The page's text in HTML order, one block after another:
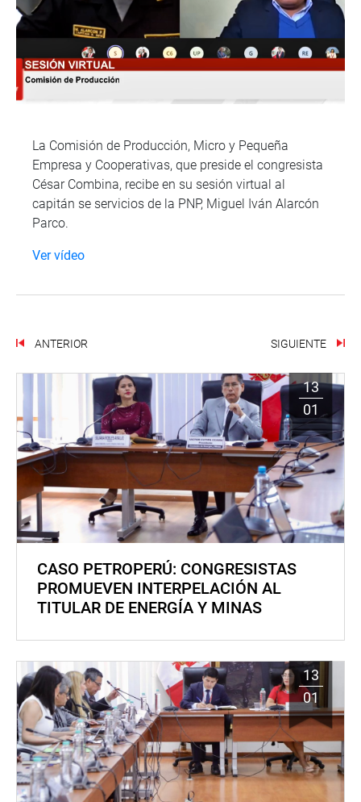
La Comisión de Producción, Micro y Pequeña
Empresa y Cooperativas, que preside el congresista
César Combina, recibe en su sesión virtual al
capitán se servicios de la PNP, Miguel Iván Alarcón
Parco.
Ver vídeo
ANTERIOR SIGUIENTE
13
01
CASO PETROPERÚ: CONGRESISTAS
PROMUEVEN INTERPELACIÓN AL
TITULAR DE ENERGÍA Y MINAS
13
01